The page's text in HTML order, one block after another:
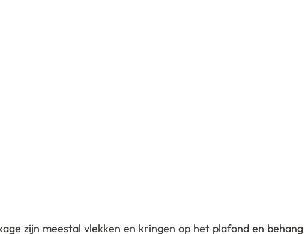
zijn meestal vlekken en kringen op het plafond en behang